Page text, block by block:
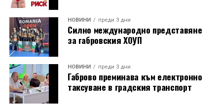
НОВИНИ преди 3 дни
Силно международно представяне
за габровския ХОУП
НОВИНИ преди 3 дни
Габрово преминава към електронно
таксуване в градския транспорт